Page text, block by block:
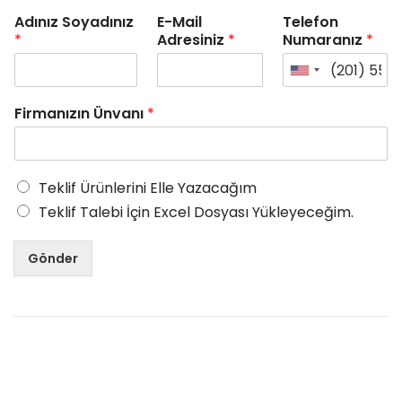
Adınız Soyadınız
*
E-Mail
Adresiniz *
Telefon
Numaranız *
Firmanızın Ünvanı *
Teklif Ürünlerini Elle Yazacağım
Teklif Talebi İçin Excel Dosyası Yükleyeceğim.
Gönder